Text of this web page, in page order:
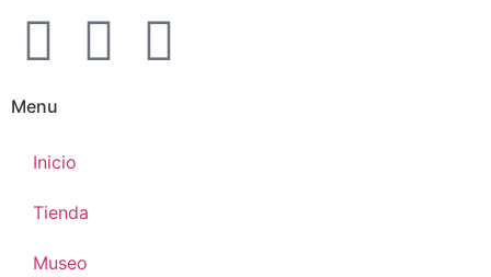
Menu
Inicio
Tienda
Museo